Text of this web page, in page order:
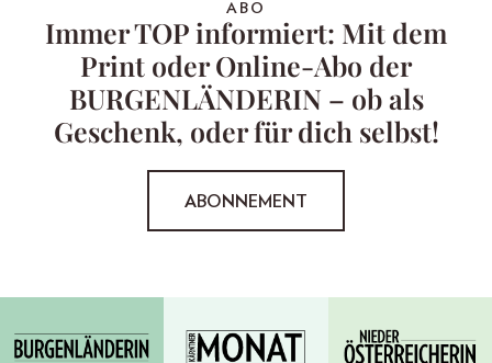
ABO
Immer TOP informiert: Mit dem
Print oder Online-Abo der
BURGENLÄNDERIN – ob als
Geschenk, oder für dich selbst!
ABONNEMENT